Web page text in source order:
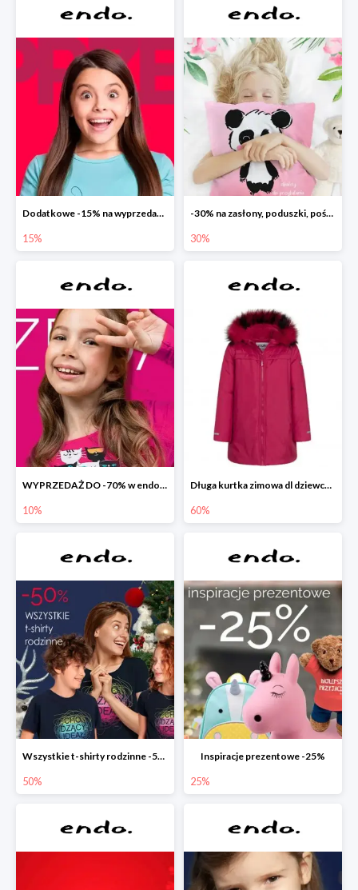
Dodatkowe -15% na wyprzedaż do -70%
15%
-30% na zasłony, poduszki, pościele dla dzieci
30%
WYPRZEDAŻ DO -70% w endo.pl
10%
Długa kurtka zimowa dl dziewczynki
60%
Wszystkie t-shirty rodzinne -50%
50%
Inspiracje prezentowe -25%
25%